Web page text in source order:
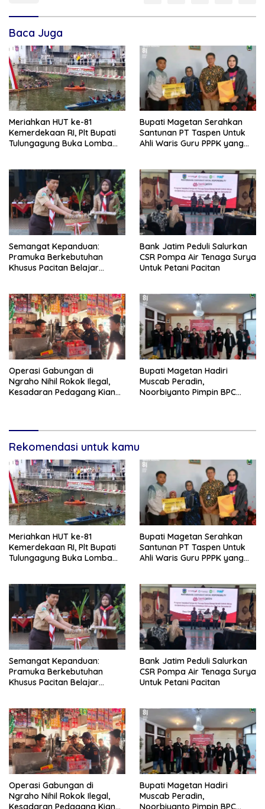
Baca Juga
Meriahkan HUT ke-81
Kemerdekaan RI, Plt Bupati
Tulungagung Buka Lomba
Bupati Magetan Serahkan
Santunan PT Taspen Untuk
Ahli Waris Guru PPPK yang
Semangat Kepanduan:
Pramuka Berkebutuhan
Khusus Pacitan Belajar
Bank Jatim Peduli Salurkan
CSR Pompa Air Tenaga Surya
Untuk Petani Pacitan
Operasi Gabungan di
Ngraho Nihil Rokok Ilegal,
Kesadaran Pedagang Kian
Bupati Magetan Hadiri
Muscab Peradin,
Noorbiyanto Pimpin BPC
Rekomendasi untuk kamu
Meriahkan HUT ke-81
Kemerdekaan RI, Plt Bupati
Tulungagung Buka Lomba
Bupati Magetan Serahkan
Santunan PT Taspen Untuk
Ahli Waris Guru PPPK yang
Semangat Kepanduan:
Pramuka Berkebutuhan
Khusus Pacitan Belajar
Bank Jatim Peduli Salurkan
CSR Pompa Air Tenaga Surya
Untuk Petani Pacitan
Operasi Gabungan di
Ngraho Nihil Rokok Ilegal,
Kesadaran Pedagang Kian
Bupati Magetan Hadiri
Muscab Peradin,
Noorbiyanto Pimpin BPC